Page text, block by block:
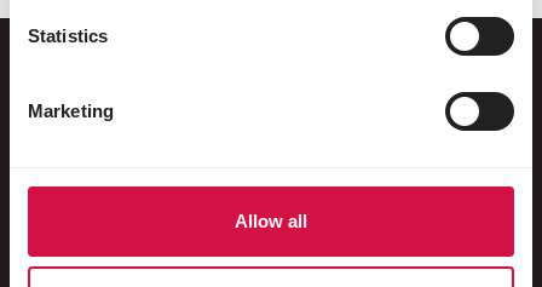
Statistics
Marketing
Allow all
Pentru animalul tău
Păsări de colivie și de volieră
Păsări sălbatice
Păsări limicole și struți